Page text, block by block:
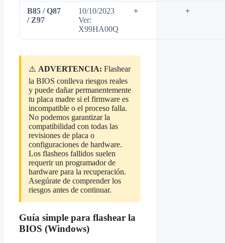
B85 / Q87
/ Z97
10/10/2023
Ver:
X99HA00Q
+ +
⚠️ ADVERTENCIA: Flashear
la BIOS conlleva riesgos reales
y puede dañar permanentemente
tu placa madre si el firmware es
incompatible o el proceso falla.
No podemos garantizar la
compatibilidad con todas las
revisiones de placa o
configuraciones de hardware.
Los flasheos fallidos suelen
requerir un programador de
hardware para la recuperación.
Asegúrate de comprender los
riesgos antes de continuar.
Guía simple para flashear la
BIOS (Windows)